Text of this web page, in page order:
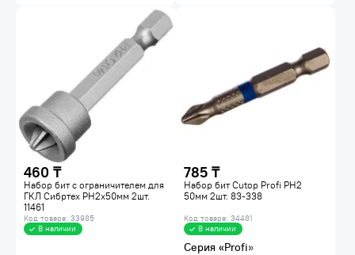
460 ₸
Набор бит с ограничителем для
ГКЛ Сибртех PH2х50мм 2шт.
11461
Код товара: 33985
В наличии
785 ₸
Набор бит Cutop Profi PH2
50мм 2шт. 83-338
Код товара: 34481
В наличии
Серия «Profi»